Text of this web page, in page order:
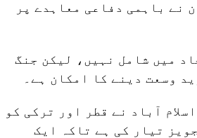
نے باہمی دفاعی معاہدے پر
میں شامل نہیں، لیکن جنگ
وسعت دینے کا امکان ہے۔
آباد نے قطر اور ترکی کو
تیار کی ہے تاکہ ایک